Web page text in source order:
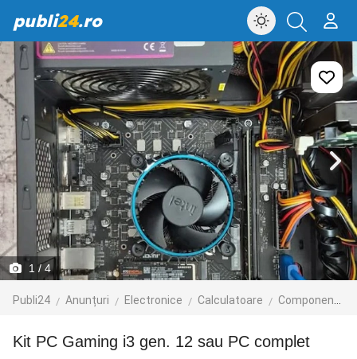
publi24.ro
1 / 4
Publi24 Anunțuri Electronice Calculatoare Componente
Kit PC Gaming i3 gen. 12 sau PC complet